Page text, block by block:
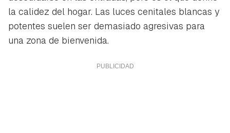
la calidez del hogar. Las luces cenitales blancas y
potentes suelen ser demasiado agresivas para
una zona de bienvenida.